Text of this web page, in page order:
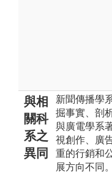
與相
關科
系之
異同
新聞傳播學
掘事實、剖
與廣電學系
視創作、廣
重的行銷和
展方向不同